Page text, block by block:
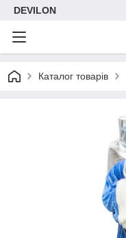
DEVILON
Каталог товарів